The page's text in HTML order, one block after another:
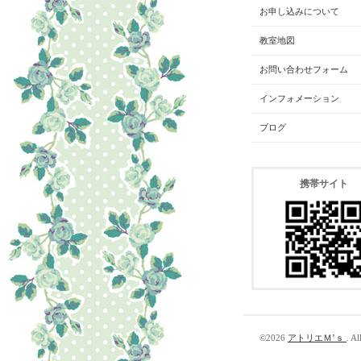
お申し込みについて
教室地図
お問い合わせフォーム
インフォメーション
ブログ
携帯サイト
©2026 アトリエＭ’ｓ .